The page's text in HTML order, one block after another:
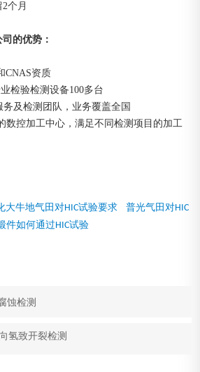
个月
的优势：
CNAS资质
检验检测设备100多台
及检测团队，业务覆盖全国
数控加工中心，满足不同检测项目的加工
大牛地气田对HIC试验要求
普光气田对HIC
件如何通过HIC试验
蚀检测
氢致开裂检测